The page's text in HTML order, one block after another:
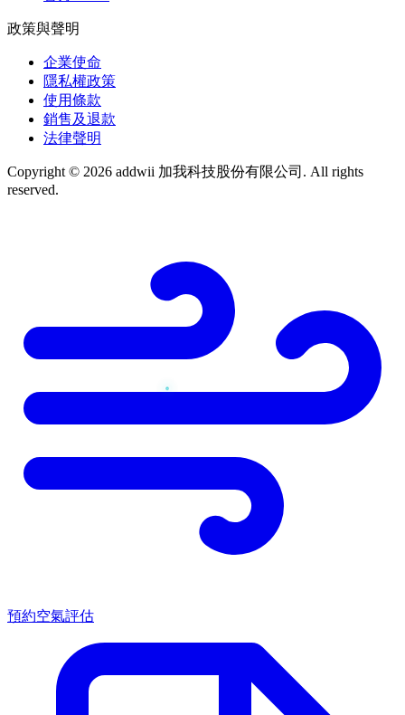
政策與聲明
企業使命
隱私權政策
使用條款
銷售及退款
法律聲明
Copyright © 2026 addwii 加我科技股份有限公司. All rights
reserved.
預約空氣評估